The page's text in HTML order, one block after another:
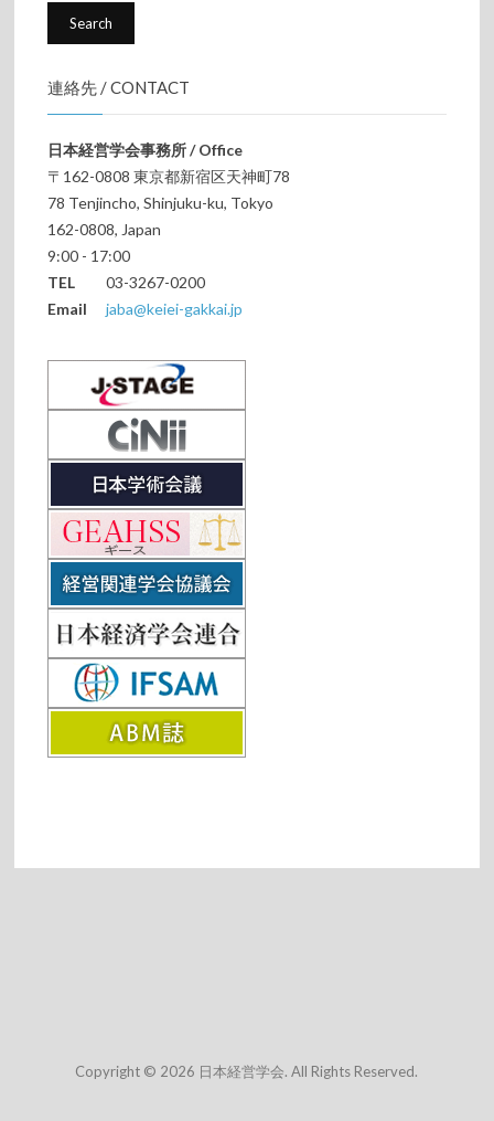
連絡先 / CONTACT
日本経営学会事務所 / Office
〒162-0808 東京都新宿区天神町78
78 Tenjincho, Shinjuku-ku, Tokyo
162-0808, Japan
9:00 - 17:00
TEL03-3267-0200
Emailjaba@keiei-gakkai.jp
Copyright © 2026 日本経営学会. All Rights Reserved.